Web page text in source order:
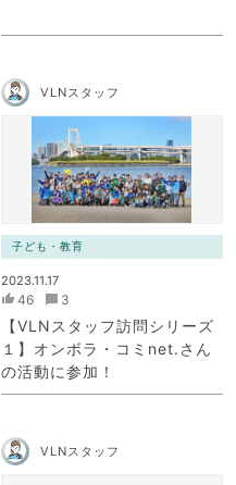
VLNスタッフ
子ども・教育
2023.11.17
46 3
【VLNスタッフ訪問シリーズ
１】オンボラ・コミnet.さん
の活動に参加！
VLNスタッフ